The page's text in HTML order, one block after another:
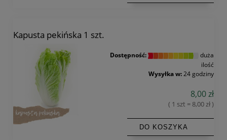
Kapusta pekińska 1 szt.
Dostępność:
duża
ilość
Wysyłka w:24 godziny
8,00 zł
( 1 szt = 8,00 zł )
DO KOSZYKA